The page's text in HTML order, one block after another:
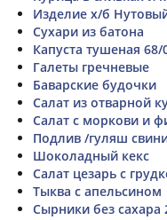
Изделие х/б
Сухари из батона
Капуста тушеная 68/
Галеты гречневые
Баварские будочки
Салат из отварной
Салат с моркови и
Подлив /гуляш
Шоколадный кекс
Салат цезарь с
Тыква с апельсином
Сырники без сахара